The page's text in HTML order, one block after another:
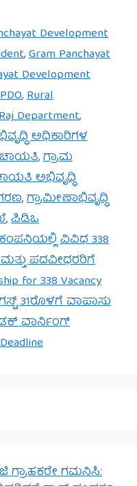
Development
,Gram Panchayat
Development
PDO,Rural
Department,
ಅಧಿಕಾರಿಗಳ
,ಗ್ರಾಮ
ಅಭಿವೃದ್ಧಿ
,ಗ್ರಾಮೀಣಾಭಿವೃದ್ಧಿ
,ಪಿಡಿಒ
ಕಂಪನಿಯಲ್ಲಿ ವಿವಿಧ 338
ಪದವೀಧರರಿಗೆ
for 338 Vacancy
31ರೊಳಗೆ ವಾಪಾಸು
ವಾರ್ನಿಂಗ್
ಗ್ರಾಹಕರೇ ಗಮನಿಸಿ: